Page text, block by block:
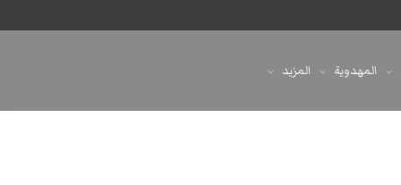
المهدوية المزيد